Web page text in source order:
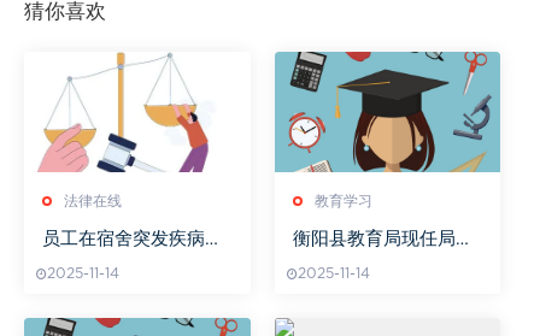
猜你喜欢
法律在线
员工在宿舍突发疾病公
2025-11-14
教育学习
衡阳县教育局现任局长
2025-11-14